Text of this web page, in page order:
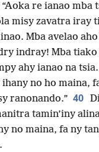
re ianao mba
misy zavatra iray
Mba avelao
indray! Mba
ahy ianao na
no ho maina,
ranonando.” 40
tamin’iny
no maina, fa ny